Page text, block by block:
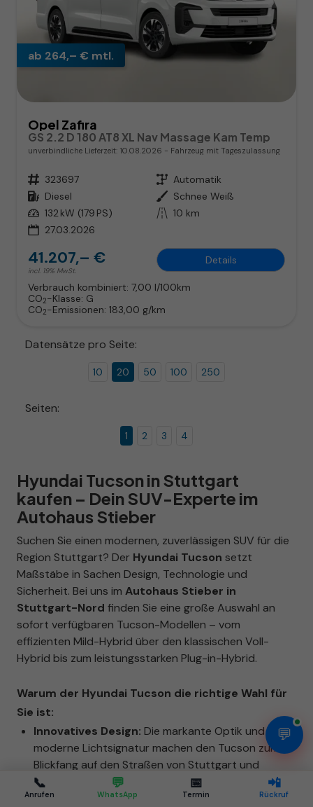
ab 264,– € mtl.
Opel Zafira
GS 2.2 D 180 AT8 XL Nav Massage Kam Temp
unverbindliche Lieferzeit: 10.08.2026 Fahrzeug mit Tageszulassung
Fahrzeugnr. 323697 Getriebe Automatik
Kraftstoff Diesel Außenfarbe Schnee Weiß
Leistung 132 kW (179 PS) Kilometerstand 10 km
27.03.2026
41.207,– €
incl. 19% MwSt.
Details
Verbrauch kombiniert: 7,00 l/100km
CO2-Klasse: G
CO2-Emissionen: 183,00 g/km
Datensätze pro Seite:
10 20 50 100 250
Seiten:
1 2 3 4
Hyundai Tucson in Stuttgart
kaufen – Dein SUV-Experte im
Autohaus Stieber
Suchen Sie einen modernen, zuverlässigen SUV für die
Region Stuttgart? Der Hyundai Tucson setzt
Maßstäbe in Sachen Design, Technologie und
Sicherheit. Bei uns im Autohaus Stieber in
Stuttgart-Nord finden Sie eine große Auswahl an
sofort verfügbaren Tucson-Modellen – vom
effizienten Mild-Hybrid über den klassischen Voll-
Hybrid bis zum leistungsstarken Plug-in-Hybrid.
Warum der Hyundai Tucson die richtige Wahl für
Sie ist:
Innovatives Design: Die markante Optik und die
moderne Lichtsignatur machen den Tucson zum
Blickfang auf den Straßen von Stuttgart und
Umgebung.
📞
Anrufen
💬
WhatsApp
📅
Termin
📲
Rückruf
💬